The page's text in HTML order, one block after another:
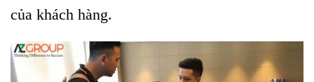
của khách hàng.